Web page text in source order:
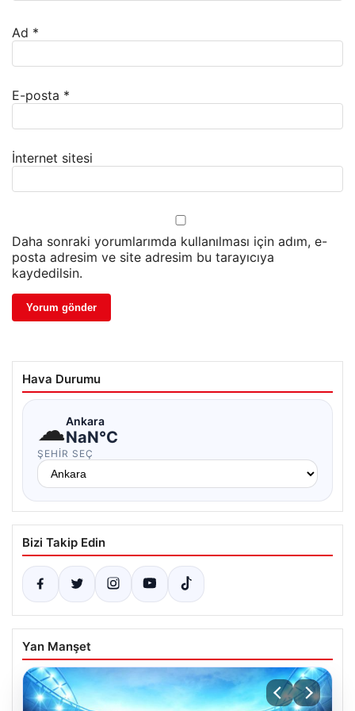
Ad *
E-posta *
İnternet sitesi
Daha sonraki yorumlarımda kullanılması için adım, e-
posta adresim ve site adresim bu tarayıcıya
kaydedilsin.
Hava Durumu
☁Ankara
NaN°C
ŞEHIR SEÇ
Bizi Takip Edin
Yan Manşet